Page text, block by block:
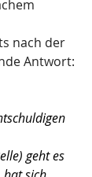
nach der
Antwort:
geht es